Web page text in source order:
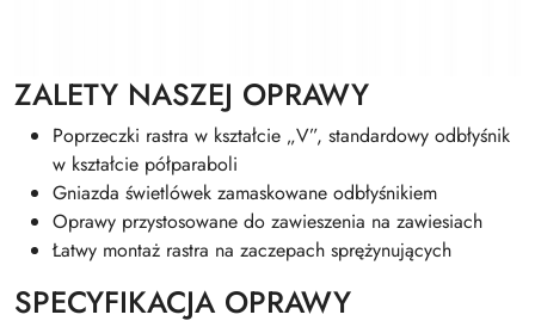
ZALETY NASZEJ OPRAWY
Poprzeczki rastra w kształcie „V”, standardowy odbłyśnik
w kształcie półparaboli
Gniazda świetlówek zamaskowane odbłyśnikiem
Oprawy przystosowane do zawieszenia na zawiesiach
Łatwy montaż rastra na zaczepach sprężynujących
SPECYFIKACJA OPRAWY